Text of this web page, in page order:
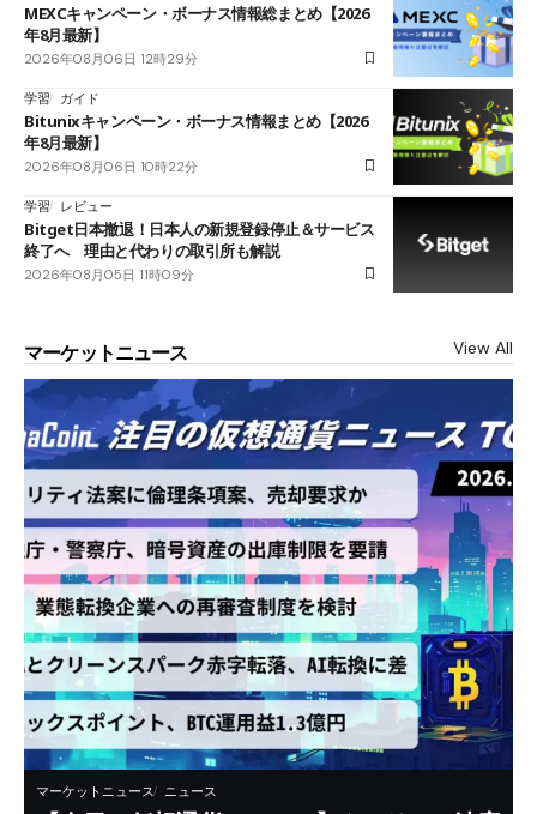
MEXCキャンペーン・ボーナス情報総まとめ【2026
年8月最新】
2026年08月06日 12時29分
学習 ガイド
Bitunixキャンペーン・ボーナス情報まとめ【2026
年8月最新】
2026年08月06日 10時22分
学習 レビュー
Bitget日本撤退！日本人の新規登録停止＆サービス
終了へ 理由と代わりの取引所も解説
2026年08月05日 11時09分
マーケットニュース View All
マーケットニュース ニュース